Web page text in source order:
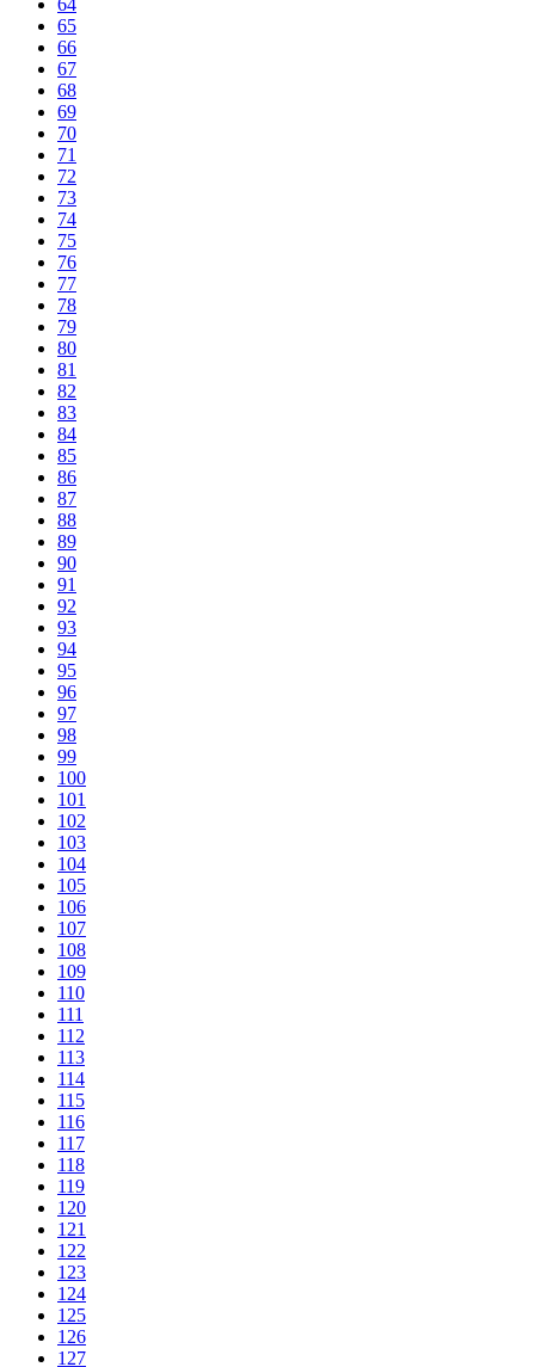
65
66
67
68
69
70
71
72
73
74
75
76
77
78
79
80
81
82
83
84
85
86
87
88
89
90
91
92
93
94
95
96
97
98
99
100
101
102
103
104
105
106
107
108
109
110
111
112
113
114
115
116
117
118
119
120
121
122
123
124
125
126
127